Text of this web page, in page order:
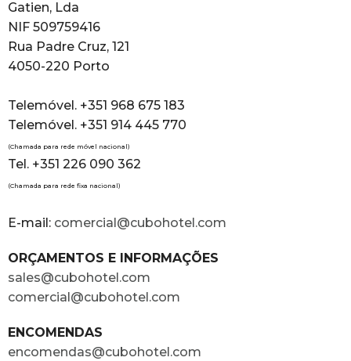
Gatien, Lda
NIF 509759416
Rua Padre Cruz, 121
4050-220 Porto
Telemóvel. +351 968 675 183
Telemóvel. +351 914 445 770
(Chamada para rede móvel nacional)
Tel. +351 226 090 362
(Chamada para rede fixa nacional)
E-mail: comercial@cubohotel.com
ORÇAMENTOS E INFORMAÇÕES
sales@cubohotel.com
comercial@cubohotel.com
ENCOMENDAS
encomendas@cubohotel.com